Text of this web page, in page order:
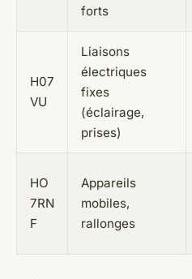
forts
H07
VU
Liaisons
électriques
fixes
(éclairage,
prises)
HO
7RN
F
Appareils
mobiles,
rallonges